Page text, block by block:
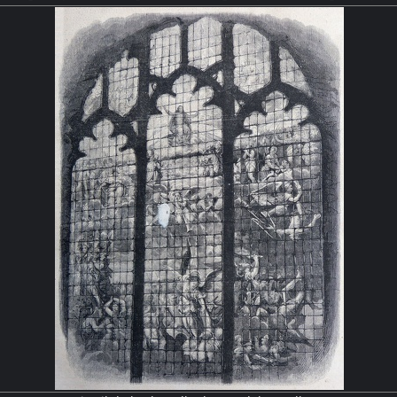
à chaque fois d'un
La galerie du cloître est
simplicité et le dépouillement
cistercien. Elle est décorée
feuillages,